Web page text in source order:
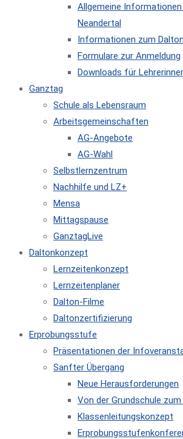
Allgemeine
Neandertal
Informationen zum
Formulare zur Anmeldung
Downloads für
Ganztag
Schule als Lebensraum
Arbeitsgemeinschaften
AG-Angebote
AG-Wahl
Selbstlernzentrum
Nachhilfe und LZ+
Mensa
Mittagspause
GanztagLive
Daltonkonzept
Lernzeitenkonzept
Lernzeitenplaner
Dalton-Filme
Daltonzertifizierung
Erprobungsstufe
Präsentationen der
Sanfter Übergang
Neue Herausforderungen
Von der Grundschule
Klassenleitungskonzept